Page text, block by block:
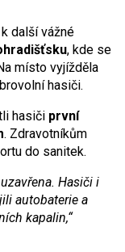
další vážné
, kde se
místo vyjížděla
hasiči.
hasiči první
. Zdravotníkům
do sanitek.
Hasiči i
autobaterie a
kapalin,“